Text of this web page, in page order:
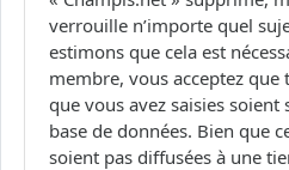
verrouille n’importe quel
estimons que cela est
membre, vous acceptez
que vous avez saisies soient
base de données. Bien que
soient pas diffusées à une